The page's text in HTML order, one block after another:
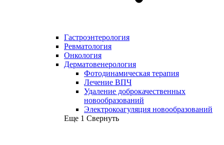
Гастроэнтерология
Ревматология
Онкология
Дерматовенерология
Фотодинамическая терапия
Лечение ВПЧ
Удаление доброкачественных
новообразований
Электрокоагуляция новообразований
Еще 1 Свернуть